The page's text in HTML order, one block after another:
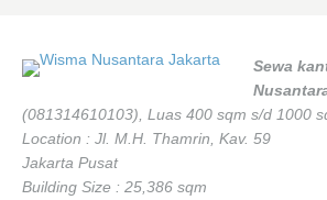
Sewa
(081314610103), Luas 400 sqm s/d 1000
Location : Jl. M.H. Thamrin, Kav. 59
Jakarta Pusat
Building Size : 25,386 sqm